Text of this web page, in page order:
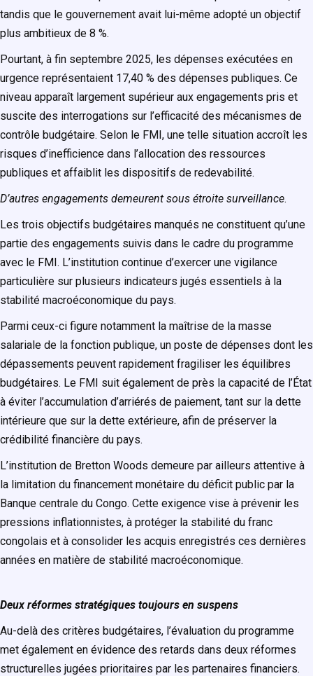
tandis que le gouvernement avait lui-même adopté un objectif
plus ambitieux de 8 %.
Pourtant, à fin septembre 2025, les dépenses exécutées en
urgence représentaient 17,40 % des dépenses publiques. Ce
niveau apparaît largement supérieur aux engagements pris et
suscite des interrogations sur l’efficacité des mécanismes de
contrôle budgétaire. Selon le FMI, une telle situation accroît les
risques d’inefficience dans l’allocation des ressources
publiques et affaiblit les dispositifs de redevabilité.
D’autres engagements demeurent sous étroite surveillance.
Les trois objectifs budgétaires manqués ne constituent qu’une
partie des engagements suivis dans le cadre du programme
avec le FMI. L’institution continue d’exercer une vigilance
particulière sur plusieurs indicateurs jugés essentiels à la
stabilité macroéconomique du pays.
Parmi ceux-ci figure notamment la maîtrise de la masse
salariale de la fonction publique, un poste de dépenses dont les
dépassements peuvent rapidement fragiliser les équilibres
budgétaires. Le FMI suit également de près la capacité de l’État
à éviter l’accumulation d’arriérés de paiement, tant sur la dette
intérieure que sur la dette extérieure, afin de préserver la
crédibilité financière du pays.
L’institution de Bretton Woods demeure par ailleurs attentive à
la limitation du financement monétaire du déficit public par la
Banque centrale du Congo. Cette exigence vise à prévenir les
pressions inflationnistes, à protéger la stabilité du franc
congolais et à consolider les acquis enregistrés ces dernières
années en matière de stabilité macroéconomique.
Deux réformes stratégiques toujours en suspens
Au-delà des critères budgétaires, l’évaluation du programme
met également en évidence des retards dans deux réformes
structurelles jugées prioritaires par les partenaires financiers.